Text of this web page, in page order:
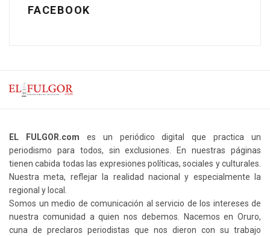
FACEBOOK
EL FULGOR.com es un periódico digital que practica un
periodismo para todos, sin exclusiones. En nuestras páginas
tienen cabida todas las expresiones políticas, sociales y culturales.
Nuestra meta, reflejar la realidad nacional y especialmente la
regional y local.
Somos un medio de comunicación al servicio de los intereses de
nuestra comunidad a quien nos debemos. Nacemos en Oruro,
cuna de preclaros periodistas que nos dieron con su trabajo